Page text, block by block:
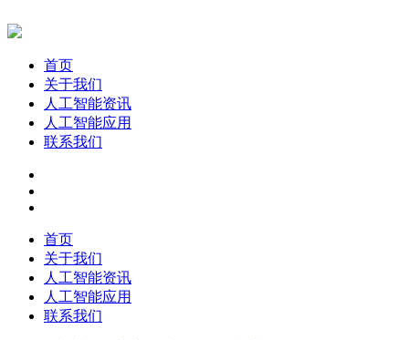
首页
关于我们
人工智能资讯
人工智能应用
联系我们
首页
关于我们
人工智能资讯
人工智能应用
联系我们